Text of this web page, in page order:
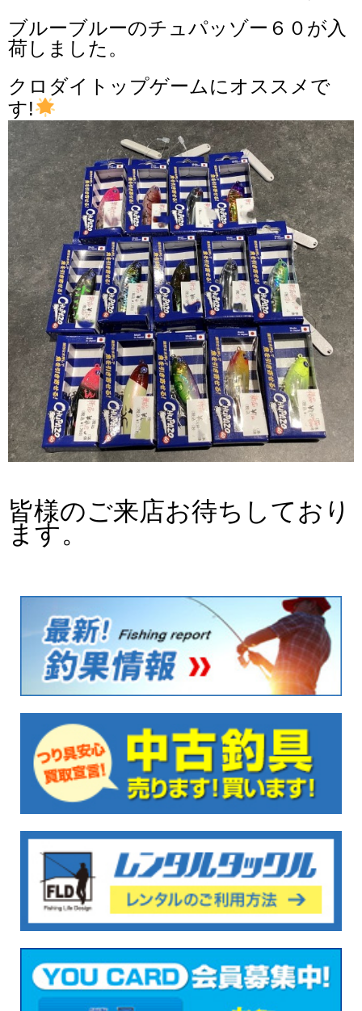
ブルーブルーのチュパッゾー６０が入
荷しました。
クロダイトップゲームにオススメで
す!
皆様のご来店お待ちしており
ます。